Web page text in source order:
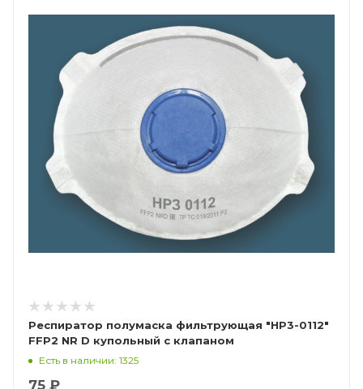
Респиратор полумаска фильтрующая "НР3-0112"
FFP2 NR D купольный с клапаном
Есть в наличии: 1325
75 ₽